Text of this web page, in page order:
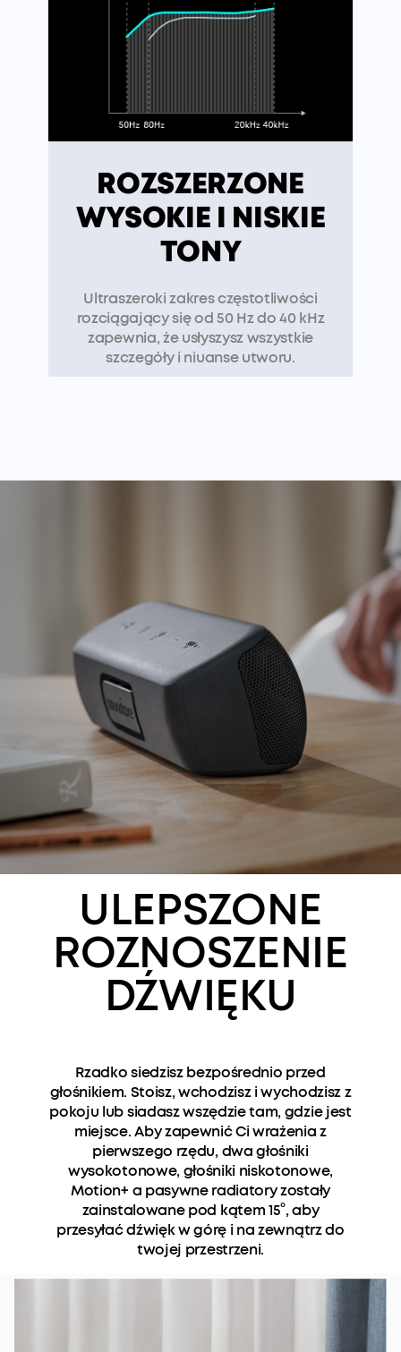
ROZSZERZONE
WYSOKIE I NISKIE
TONY
Ultraszeroki zakres częstotliwości
rozciągający się od 50 Hz do 40 kHz
zapewnia, że ​​usłyszysz wszystkie
szczegóły i niuanse utworu.
ULEPSZONE
ROZNOSZENIE
DŹWIĘKU
Rzadko siedzisz bezpośrednio przed
głośnikiem. Stoisz, wchodzisz i wychodzisz z
pokoju lub siadasz wszędzie tam, gdzie jest
miejsce. Aby zapewnić Ci wrażenia z
pierwszego rzędu, dwa głośniki
wysokotonowe, głośniki niskotonowe,
Motion+ a pasywne radiatory zostały
zainstalowane pod kątem 15°, aby
przesyłać dźwięk w górę i na zewnątrz do
twojej przestrzeni.